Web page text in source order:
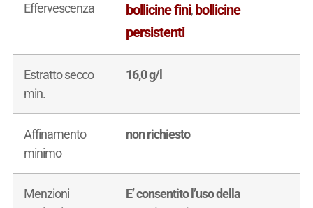
Effervescenza bollicine fini,bollicine
persistenti
Estratto secco
min.
16,0 g/l
Affinamento
minimo
non richiesto
Menzioni
E’ consentito l’uso della